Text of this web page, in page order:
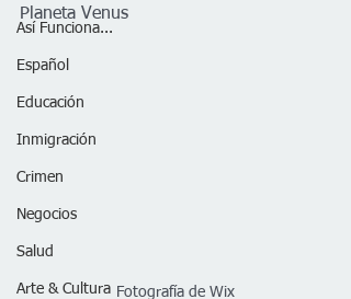
Así Funciona...
Español
Educación
Inmigración
Crimen
Negocios
Salud
Arte & Cultura
Planeta Venus
Fotografía de Wix